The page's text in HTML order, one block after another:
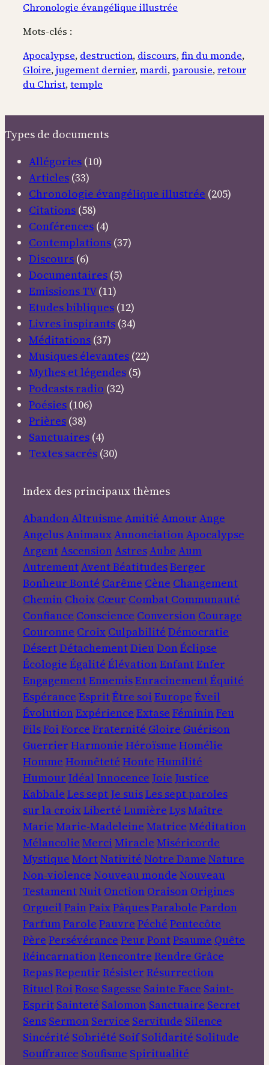
Chronologie évangélique illustrée
Mots-clés :
Apocalypse, destruction, discours, fin du monde
Gloire, jugement dernier, mardi, parousie, retour
du Christ, temple
Types de documents
Allégories (10)
Articles (33)
Chronologie évangélique illustrée (205)
Citations (58)
Conférences (4)
Contemplations (37)
Discours (6)
Documentaires (5)
Emissions TV(11)
Etudes bibliques (12)
Livres inspirants (34)
Méditations (37)
Musiques élevantes (22)
Mythes et légendes (5)
Podcasts radio (32)
Poésies (106)
Prières (38)
Sanctuaires (4)
Textes sacrés (30)
Index des principaux thèmes
AbandonAltruisme Amitié Amour Ange
AngelusAnimauxAnnonciationApocalypse
ArgentAscensionAstresAube Aum
AutrementAventBéatitudesBerger
Bonheur Bonté Carême Cène Changement
Chemin Choix Cœur Combat Communauté
Confiance Conscience Conversion Courage
Couronne Croix Culpabilité Démocratie
DésertDétachementDieuDonÉclipse
Écologie Égalité ÉlévationEnfantEnfer
EngagementEnnemisEnracinementÉquité
Espérance EspritÊtre soi Europe Éveil
ÉvolutionExpérience Extase FémininFeu
FilsFoi Force Fraternité Gloire Guérison
Guerrier Harmonie Héroïsme Homélie
Homme Honnêteté Honte Humilité
Humour Idéal Innocence Joie Justice
Kabbale Les sept Je suisLes sept paroles
sur la croixLiberté Lumière LysMaître
Marie Marie-Madeleine Matrice Méditation
Mélancolie Merci Miracle Miséricorde
Mystique MortNativité Notre Dame Nature
Non-violence Nouveau monde Nouveau
TestamentNuit Onction Oraison Origines
Orgueil PainPaixPâquesParabole Pardon
ParfumParole Pauvre Péché Pentecôte
Père Persévérance Peur PontPsaume Quête
RéincarnationRencontre Rendre Grâce
RepasRepentir Résister Résurrection
Rituel Roi Rose Sagesse Sainte Face Saint-
Esprit Sainteté Salomon Sanctuaire Secret
Sens Sermon Service Servitude Silence
Sincérité Sobriété Soif Solidarité Solitude
Souffrance Soufisme Spiritualité